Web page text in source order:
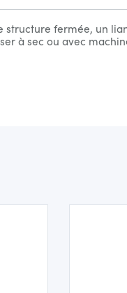
structure fermée, un
à sec ou avec